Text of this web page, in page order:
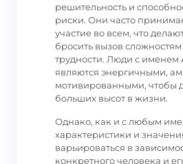
решительность и
риски. Они часто
участие во всем, что
бросить вызов
трудности. Люди с
являются энергичными,
мотивированными, чтобы
больших высот в жизни.
Однако, как и с любым
характеристики и
варьироваться в
конкретного человека и